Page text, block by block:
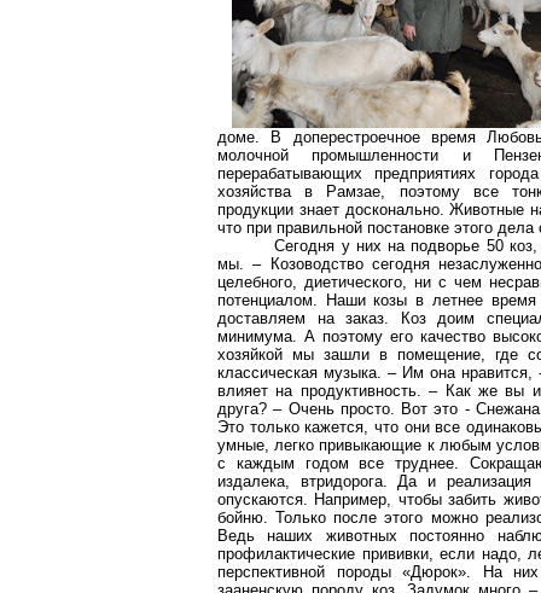
доме. В доперестроечное время
молочной промышленности и
перерабатывающих предприятиях
хозяйства в Рамзае, поэтому все
продукции знает досконально. Животные
что при правильной постановке этого
Сегодня у них на подворье 50
мы. – Козоводство сегодня
целебного, диетического, ни с чем
потенциалом. Наши козы в летнее
доставляем на заказ. Коз доим
минимума. А поэтому его качество
хозяйкой мы зашли в помещение, где
классическая музыка. – Им она
влияет на продуктивность. – Как же вы
друга? – Очень просто. Вот это -
Это только кажется, что они все
умные, легко привыкающие к любым
с каждым годом все труднее.
издалека, втридорога. Да и
опускаются. Например, чтобы забить
бойню. Только после этого можно
Ведь наших животных постоянно
профилактические прививки, если надо,
перспективной породы «Дюрок». На